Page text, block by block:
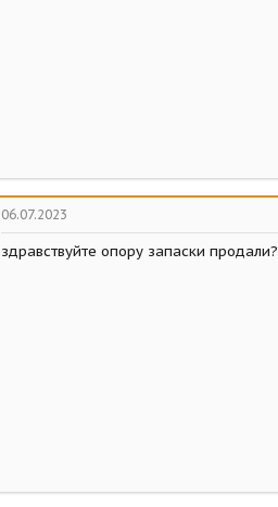
06.07.2023
здравствуйте опору запаски продали?